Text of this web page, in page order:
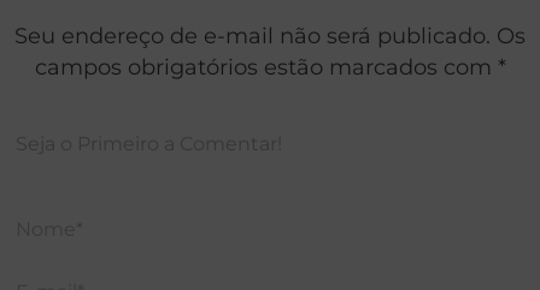
Seu endereço de e-mail não será publicado. Os
campos obrigatórios estão marcados com *